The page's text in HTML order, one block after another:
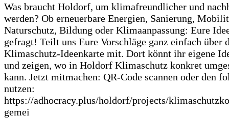
Was braucht Holdorf, um klimafreundlicher und
werden? Ob erneuerbare Energien, Sanierung,
Naturschutz, Bildung oder Klimaanpassung: Eure
gefragt! Teilt uns Eure Vorschläge ganz einfach über
Klimaschutz-Ideenkarte mit. Dort könnt ihr eigene
und zeigen, wo in Holdorf Klimaschutz konkret
kann. Jetzt mitmachen: QR-Code scannen oder den
nutzen:
https://adhocracy.plus/holdorf/projects/
gemei